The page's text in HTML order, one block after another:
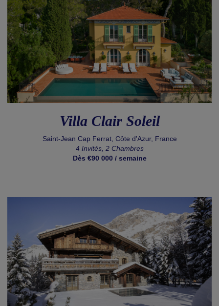
Villa Clair Soleil
Saint-Jean Cap Ferrat, Côte d'Azur, France
4 Invités, 2 Chambres
Dès €90 000 / semaine